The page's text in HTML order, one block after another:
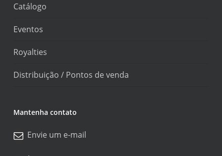
Catálogo
Eventos
Royalties
Distribuição / Pontos de venda
Mantenha contato
Envie um e-mail